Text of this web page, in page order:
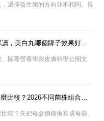
選擇益生菌的方向並不相同。長
2026美白丸市場趨勢解讀，美白丸哪個牌子效果好應從成分、安全和口碑維度判
國際營養學與皮膚科學公開文
女性益生菌價格規格怎麼比較？2026不同菌株組合、每袋成本與性價比選購建議
較？先把每盒價格換算成每袋、